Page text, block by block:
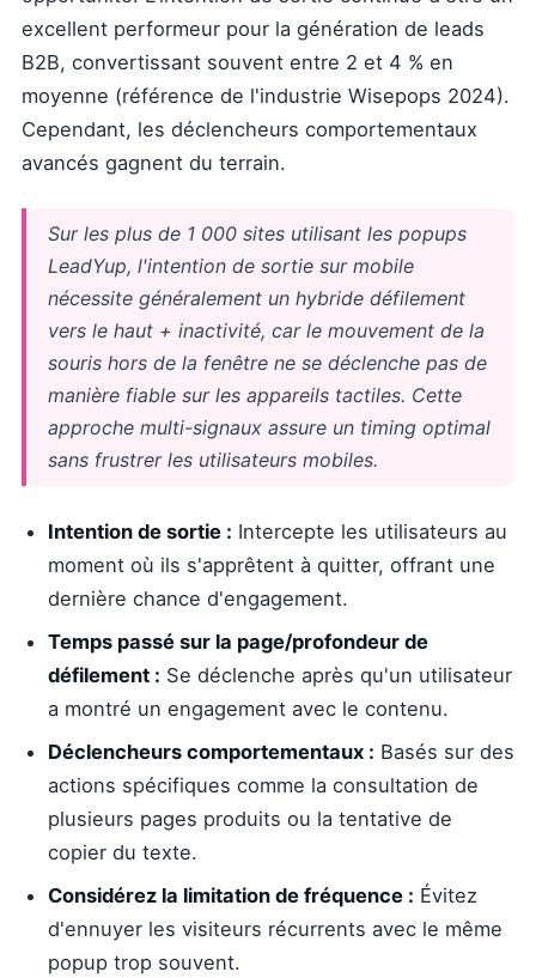
excellent performeur pour la génération de leads
B2B, convertissant souvent entre 2 et 4 % en
moyenne (référence de l'industrie Wisepops 2024).
Cependant, les déclencheurs comportementaux
avancés gagnent du terrain.
Sur les plus de 1 000 sites utilisant les popups
LeadYup, l'intention de sortie sur mobile
nécessite généralement un hybride défilement
vers le haut + inactivité, car le mouvement de la
souris hors de la fenêtre ne se déclenche pas de
manière fiable sur les appareils tactiles. Cette
approche multi-signaux assure un timing optimal
sans frustrer les utilisateurs mobiles.
Intention de sortie : Intercepte les utilisateurs au
moment où ils s'apprêtent à quitter, offrant une
dernière chance d'engagement.
Temps passé sur la page/profondeur de
défilement : Se déclenche après qu'un utilisateur
a montré un engagement avec le contenu.
Déclencheurs comportementaux : Basés sur des
actions spécifiques comme la consultation de
plusieurs pages produits ou la tentative de
copier du texte.
Considérez la limitation de fréquence : Évitez
d'ennuyer les visiteurs récurrents avec le même
popup trop souvent.